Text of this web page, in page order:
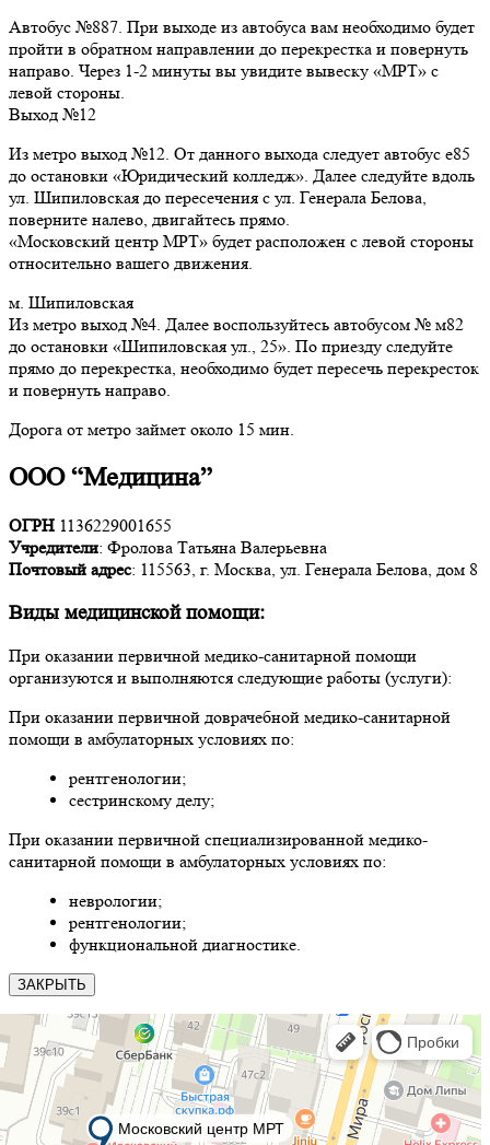
Автобус №887. При выходе из автобуса вам необходимо будет
пройти в обратном направлении до перекрестка и повернуть
направо. Через 1-2 минуты вы увидите вывеску «МРТ» с
левой стороны.
Выход №12
Из метро выход №12. От данного выхода следует автобус е85
до остановки «Юридический колледж». Далее следуйте вдоль
ул. Шипиловская до пересечения с ул. Генерала Белова,
поверните налево, двигайтесь прямо.
«Московский центр МРТ» будет расположен с левой стороны
относительно вашего движения.
м. Шипиловская
Из метро выход №4. Далее воспользуйтесь автобусом № м82
до остановки «Шипиловская ул., 25». По приезду следуйте
прямо до перекрестка, необходимо будет пересечь перекресток
и повернуть направо.
Дорога от метро займет около 15 мин.
ООО “Медицина”
ОГРН 1136229001655
Учредители: Фролова Татьяна Валерьевна
Почтовый адрес: 115563, г. Москва, ул. Генерала Белова, дом 8
Виды медицинской помощи:
При оказании первичной медико-санитарной помощи
организуются и выполняются следующие работы (услуги):
При оказании первичной доврачебной медико-санитарной
помощи в амбулаторных условиях по:
рентгенологии;
сестринскому делу;
При оказании первичной специализированной медико-
санитарной помощи в амбулаторных условиях по:
неврологии;
рентгенологии;
функциональной диагностике.
ЗАКРЫТЬ